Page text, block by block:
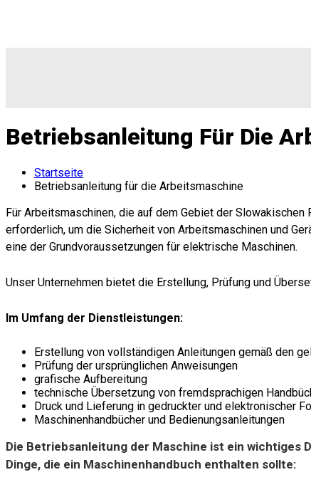
Betriebsanleitung Für Die
Startseite
Betriebsanleitung für die Arbeitsmaschine
Für Arbeitsmaschinen, die auf dem Gebiet der
erforderlich, um die Sicherheit von Arbeitsmaschinen und
eine der Grundvoraussetzungen für elektrische Maschinen.
Unser Unternehmen bietet die Erstellung, Prüfung und
Im Umfang der Dienstleistungen:
Erstellung von vollständigen Anleitungen gemäß den
Prüfung der ursprünglichen Anweisungen
grafische Aufbereitung
technische Übersetzung von fremdsprachigen
Druck und Lieferung in gedruckter und elektronischer
Maschinenhandbücher und Bedienungsanleitungen
Die Betriebsanleitung der Maschine ist ein wichtiges
Dinge, die ein Maschinenhandbuch enthalten sollte: